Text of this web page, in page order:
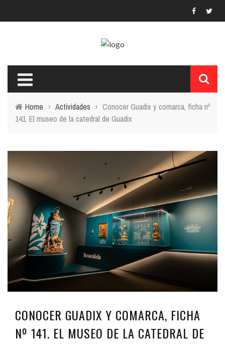
Home › Actividades › Conocer Guadix y comarca, ficha nº
141. El museo de la catedral de Guadix
CONOCER GUADIX Y COMARCA, FICHA
Nº 141. EL MUSEO DE LA CATEDRAL DE